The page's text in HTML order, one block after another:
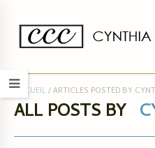
ACCUEIL/ARTICLES POSTED BY
ALL POSTS BY